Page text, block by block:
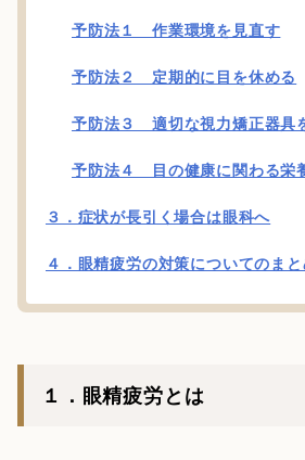
予防法１ 作業環境を見直す
予防法２ 定期的に目を休める
予防法３ 適切な視力矯正器具
予防法４ 目の健康に関わる栄
３．症状が長引く場合は眼科へ
４．眼精疲労の対策についてのま
１．眼精疲労とは